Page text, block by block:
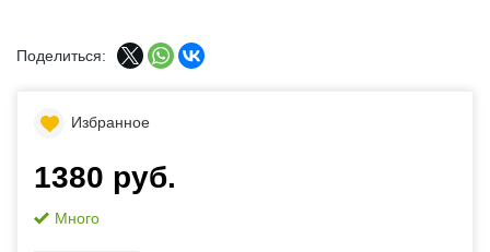
Поделиться:
Избранное
1380 руб.
Много